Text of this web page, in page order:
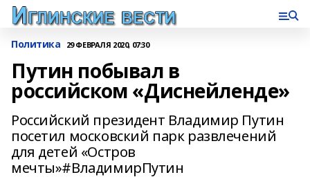
Политика 29 ФЕВРАЛЯ 2020, 07:30
Путин побывал в
российском «Диснейленде»
Российский президент Владимир Путин
посетил московский парк развлечений
для детей «Остров
мечты»#ВладимирПутин